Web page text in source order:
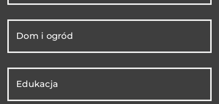
Dom i ogród
Edukacja